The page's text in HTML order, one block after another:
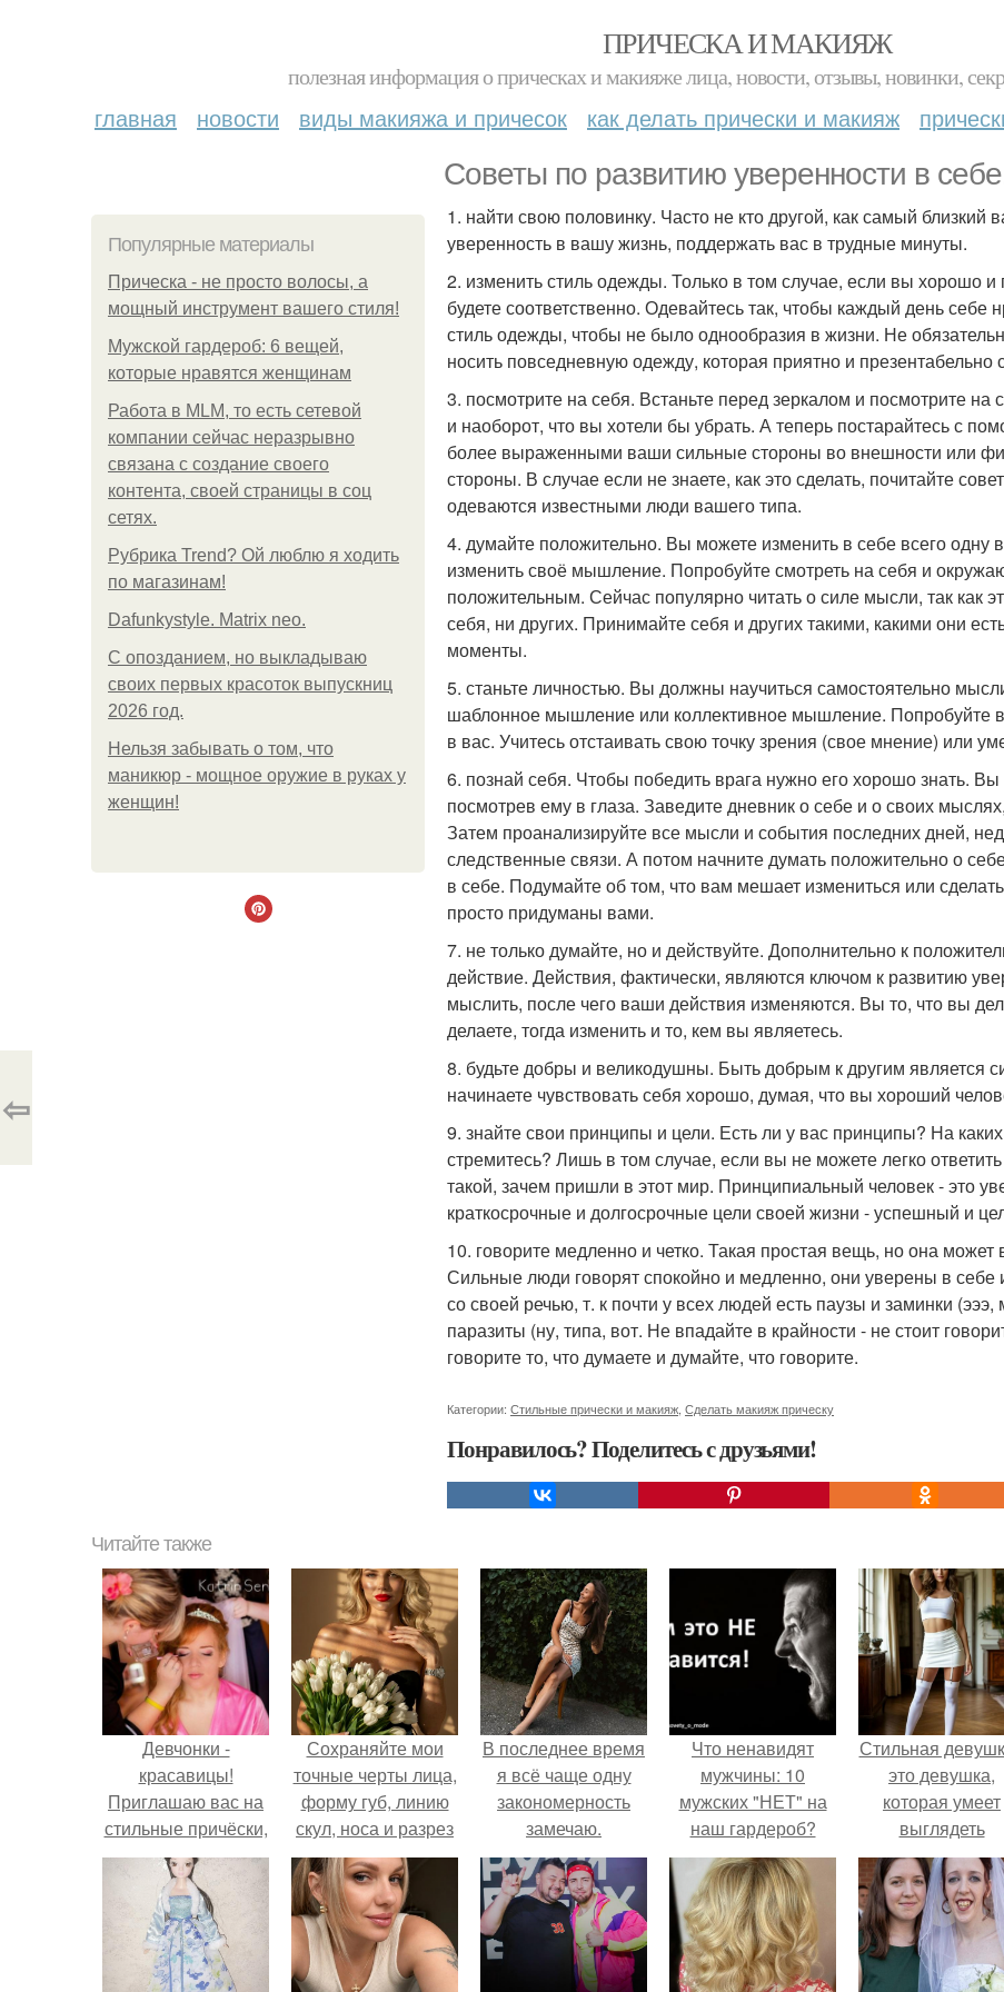
ПРИЧЕСКА И МАКИЯЖ
полезная информация о прическах и макияже лица, новости, отзывы, новинки,
главная новости виды макияжа и причесок как делать прически и макияж
Советы по развитию уверенности в
Популярные материалы
Прическа - не просто волосы, а
мощный инструмент вашего стиля!
Мужской гардероб: 6 вещей,
которые нравятся женщинам
Работа в MLM, то есть сетевой
компании сейчас неразрывно
связана с создание своего
контента, своей страницы в соц
сетях.
Рубрика Trend? Ой люблю я ходить
по магазинам!
Dafunkystyle. Matrix neo.
С опозданием, но выкладываю
своих первых красоток выпускниц
2026 год.
Нельзя забывать о том, что
маникюр - мощное оружие в руках у
женщин!
1. найти свою половинку. Часто не кто другой, как самый близкий
уверенность в вашу жизнь, поддержать вас в трудные минуты.
2. изменить стиль одежды. Только в том случае, если вы хорошо
будете соответственно. Одевайтесь так, чтобы каждый день
стиль одежды, чтобы не было однообразия в жизни. Не
носить повседневную одежду, которая приятно и
3. посмотрите на себя. Встаньте перед зеркалом и посмотрите на
и наоборот, что вы хотели бы убрать. А теперь постарайтесь с
более выраженными ваши сильные стороны во внешности или
стороны. В случае если не знаете, как это сделать, почитайте
одеваются известными люди вашего типа.
4. думайте положительно. Вы можете изменить в себе всего
изменить своё мышление. Попробуйте смотреть на себя и
положительным. Сейчас популярно читать о силе мысли, так как
себя, ни других. Принимайте себя и других такими, какими они
моменты.
5. станьте личностью. Вы должны научиться самостоятельно
шаблонное мышление или коллективное мышление. Попробуйте
в вас. Учитесь отстаивать свою точку зрения (свое мнение) или
6. познай себя. Чтобы победить врага нужно его хорошо знать.
посмотрев ему в глаза. Заведите дневник о себе и о своих
Затем проанализируйте все мысли и события последних дней,
следственные связи. А потом начните думать положительно о
в себе. Подумайте об том, что вам мешает измениться или
просто придуманы вами.
7. не только думайте, но и действуйте. Дополнительно к
действие. Действия, фактически, являются ключом к развитию
мыслить, после чего ваши действия изменяются. Вы то, что вы
делаете, тогда изменить и то, кем вы являетесь.
8. будьте добры и великодушны. Быть добрым к другим является
начинаете чувствовать себя хорошо, думая, что вы хороший
9. знайте свои принципы и цели. Есть ли у вас принципы? На
стремитесь? Лишь в том случае, если вы не можете легко
такой, зачем пришли в этот мир. Принципиальный человек - это
краткосрочные и долгосрочные цели своей жизни - успешный и
10. говорите медленно и четко. Такая простая вещь, но она может
Сильные люди говорят спокойно и медленно, они уверены в себе
со своей речью, т. к почти у всех людей есть паузы и заминки
паразиты (ну, типа, вот. Не впадайте в крайности - не стоит
говорите то, что думаете и думайте, что говорите.
Категории: Стильные прически и макияж Сделать макияж прическу
Понравилось? Поделитесь с друзьями!
⇦
Читайте также
Девчонки -
красавицы!
Приглашаю вас на
стильные причёски,
праздничный
стойкий макияж!
Сохраняйте мои
точные черты лица,
форму губ, линию
скул, носа и разрез
глаз.
В последнее время
я всё чаще одну
закономерность
замечаю.
Что ненавидят
мужчины: 10
мужских "НЕТ" на
наш гардероб?
Стильная
это девушка,
которая умеет
выглядеть
элегантно в
ситуации.